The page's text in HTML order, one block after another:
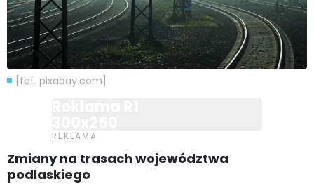
[fot. pixabay.com]
Zmiany na trasach województwa
podlaskiego